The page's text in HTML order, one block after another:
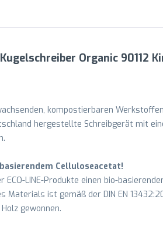
Organic 90112
kompostierbaren
hergestellte Schreibgerät mit
Celluloseacetat!
ECO-LINE-Produkte einen bio-
Materials ist gemäß der DIN EN
gewonnen.